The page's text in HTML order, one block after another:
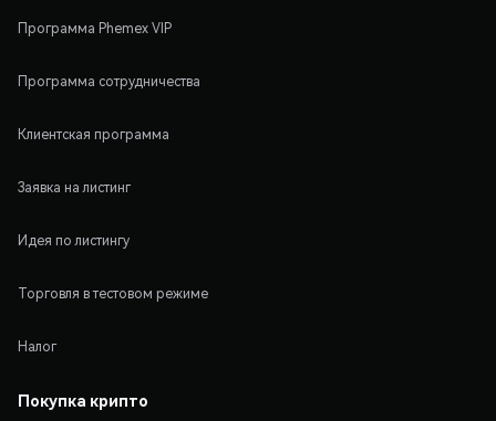
Программа Phemex VIP
Программа сотрудничества
Клиентская программа
Заявка на листинг
Идея по листингу
Торговля в тестовом режиме
Налог
Покупка крипто